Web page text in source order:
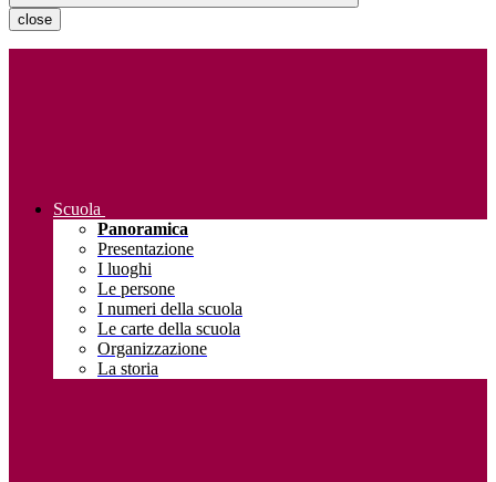
close
Scuola
Panoramica
Presentazione
I luoghi
Le persone
I numeri della scuola
Le carte della scuola
Organizzazione
La storia